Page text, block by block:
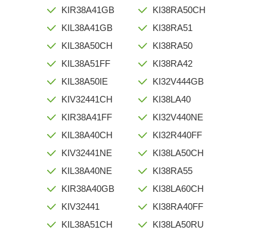
KIR38A41GB
KIL38A41GB
KIL38A50CH
KIL38A51FF
KIL38A50IE
KIV32441CH
KIR38A41FF
KIL38A40CH
KIV32441NE
KIL38A40NE
KIR38A40GB
KIV32441
KIL38A51CH
KI38RA50CH
KI38RA51
KI38RA50
KI38RA42
KI32V444GB
KI38LA40
KI32V440NE
KI32R440FF
KI38LA50CH
KI38RA55
KI38LA60CH
KI38RA40FF
KI38LA50RU